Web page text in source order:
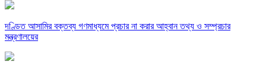
দণ্ডিত আসামির বক্তব্য গণমাধ্যমে প্রচার না করার আহ্বান তথ্য ও সম্প্রচার
মন্ত্রণালয়ের